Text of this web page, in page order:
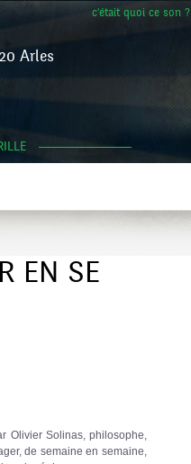
c'était quoi ce son ?
Arles
EN SE
Olivier Solinas, philosophe,
de semaine en semaine,